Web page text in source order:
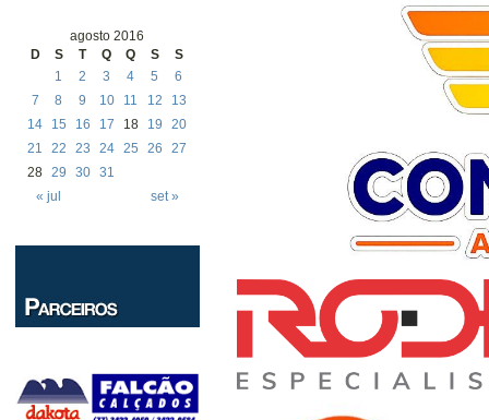
agosto 2016
D
S T Q Q S S
« jul set »
1 2 3 4 5
6
7
8 9 10 11 12
13
14
15 16 17 18 19
20
21
22 23 24 25 26
27
28 29 30 31